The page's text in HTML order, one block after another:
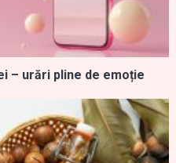
– urări pline de emoție